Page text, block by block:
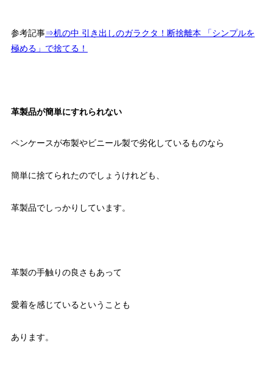
参考記事⇒机の中 引き出しのガラクタ！断捨離本 「シンプルを
極める」で捨てる！
革製品が簡単にすれられない
ペンケースが布製やビニール製で劣化しているものなら
簡単に捨てられたのでしょうけれども、
革製品でしっかりしています。
革製の手触りの良さもあって
愛着を感じているということも
あります。